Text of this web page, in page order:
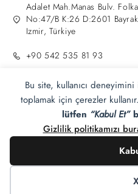
Bu site, kullanıcı
toplamak için çerezler kullanır.
lütfen “Kabul Et”
Gizlilik politikamızı
Adalet Mah.Manas Bulv.
No:47/B K:26 D:2601
Izmir, Türkiye
+90 542 535 81 93
info@zahmeri.com
Zahmeri®2025 Tüm hakları